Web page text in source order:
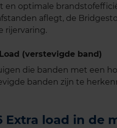
en optimale
aflegt, de
rijervaring.
(verstevigde band)
die banden met een
banden zijn te
Extra load in de